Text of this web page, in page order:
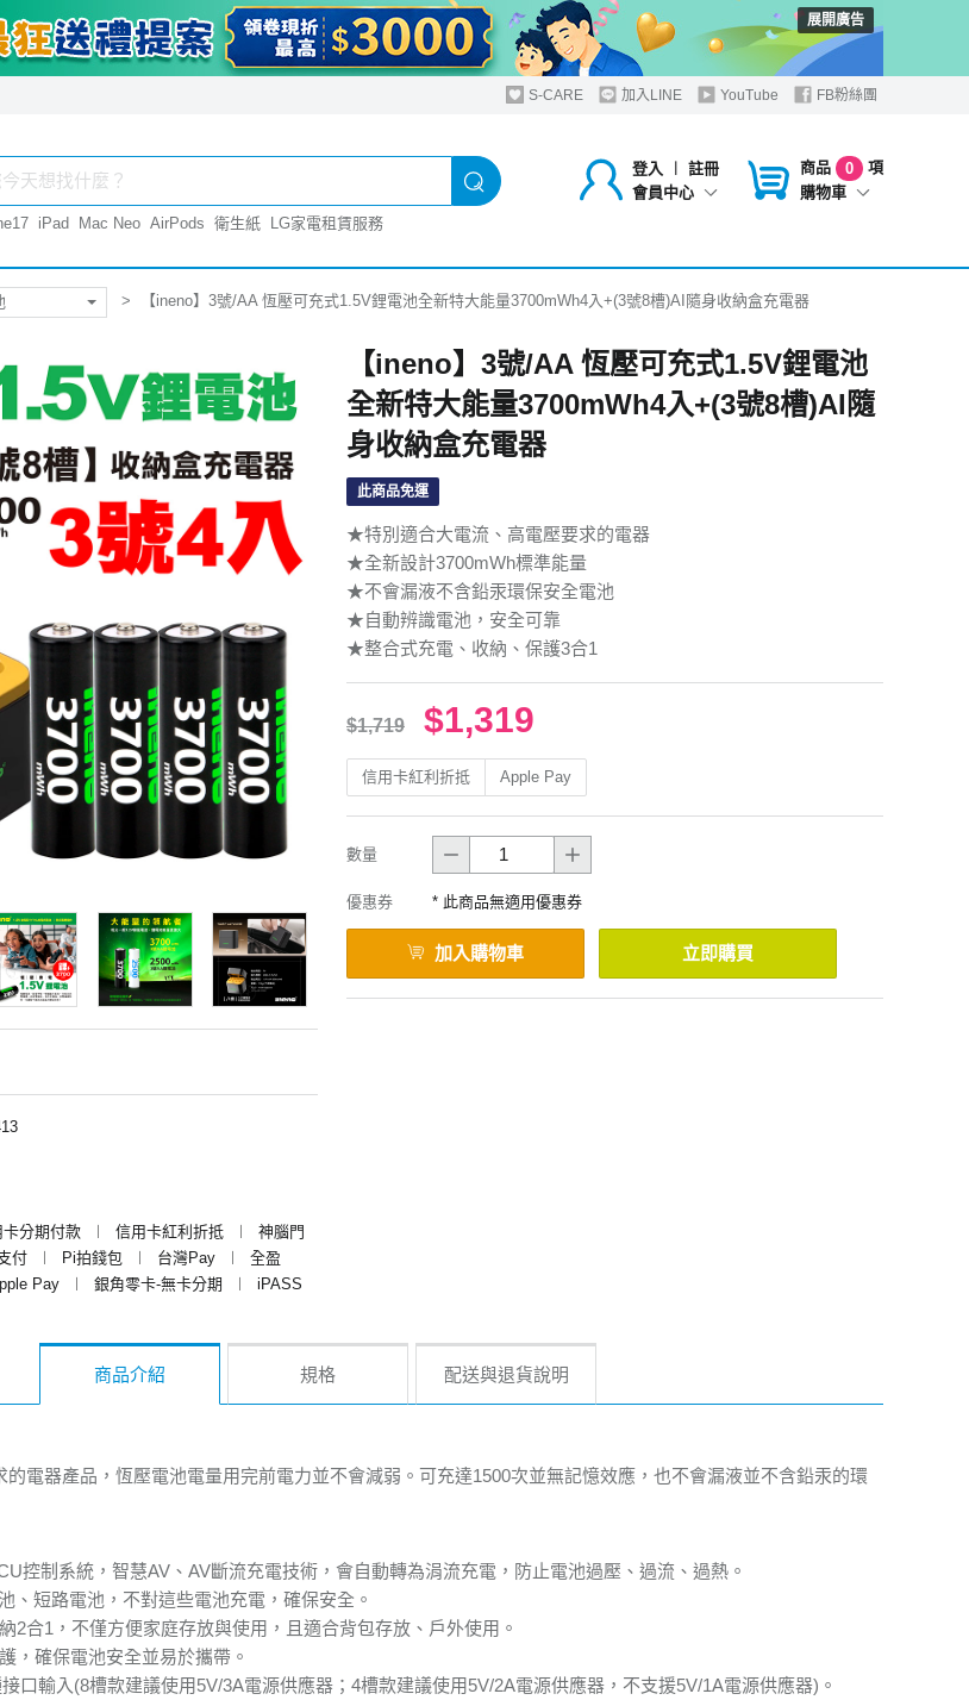
展開廣告
S-CARE 加入LINE YouTube FB粉絲團
登入 ︱
註冊
會員中心
商品 0
項
購物車
iPad Mac Neo AirPods 衛生紙 LG家電租賃服務
【ineno】3號/AA 恆壓可充式1.5V鋰電池全新特大能量3700mWh4入+(3號8槽)AI隨身收納盒充電器
卡分期付款 ︱ 信用卡紅利折抵 ︱
神腦門
付 ︱ Pi拍錢包 ︱ 台灣Pay ︱
全盈
Pay ︱ 銀角零卡-無卡分期 ︱
iPASS
【ineno】3號/AA 恆壓可充式1.5V鋰電池
全新特大能量3700mWh4入+(3號8槽)AI隨
身收納盒充電器
此商品免運
★特別適合大電流、高電壓要求的電器
★全新設計3700mWh標準能量
★不會漏液不含鉛汞環保安全電池
★自動辨識電池，安全可靠
★整合式充電、收納、保護3合1
$1,719 $1,319
信用卡紅利折抵 Apple Pay
數量
優惠券 * 此商品無適用優惠券
加入購物車 立即購買
商品介紹 規格 配送與退貨說明
的電器產品，恆壓電池電量用完前電力並不會減弱。可充達1500次並無記憶效應，也不會漏液並不含鉛汞的環
控制系統，智慧AV、AV斷流充電技術，會自動轉為涓流充電，防止電池過壓、過流、過熱。
、短路電池，不對這些電池充電，確保安全。
2合1，不僅方便家庭存放與使用，且適合背包存放、戶外使用。
，確保電池安全並易於攜帶。
口輸入(8槽款建議使用5V/3A電源供應器；4槽款建議使用5V/2A電源供應器，不支援5V/1A電源供應器)。